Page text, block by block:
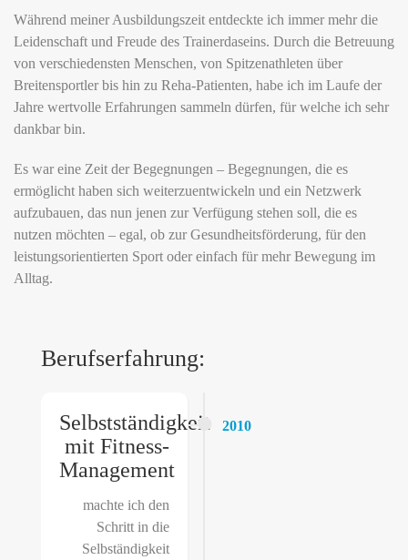
Während meiner Ausbildungszeit entdeckte ich immer mehr die
Leidenschaft und Freude des Trainerdaseins. Durch die Betreuung
von verschiedensten Menschen, von Spitzenathleten über
Breitensportler bis hin zu Reha-Patienten, habe ich im Laufe der
Jahre wertvolle Erfahrungen sammeln dürfen, für welche ich sehr
dankbar bin.
Es war eine Zeit der Begegnungen – Begegnungen, die es
ermöglicht haben sich weiterzuentwickeln und ein Netzwerk
aufzubauen, das nun jenen zur Verfügung stehen soll, die es
nutzen möchten – egal, ob zur Gesundheitsförderung, für den
leistungsorientierten Sport oder einfach für mehr Bewegung im
Alltag.
Berufserfahrung:
2010
Selbstständigkeit
mit Fitness-
Management
machte ich den
Schritt in die
Selbständigkeit